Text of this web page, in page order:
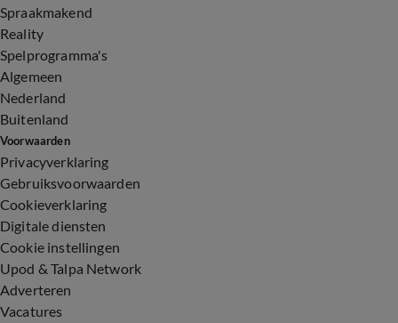
Spraakmakend
Reality
Spelprogramma's
Algemeen
Nederland
Buitenland
Voorwaarden
Privacyverklaring
Gebruiksvoorwaarden
Cookieverklaring
Digitale diensten
Cookie instellingen
Upod & Talpa Network
Adverteren
Vacatures